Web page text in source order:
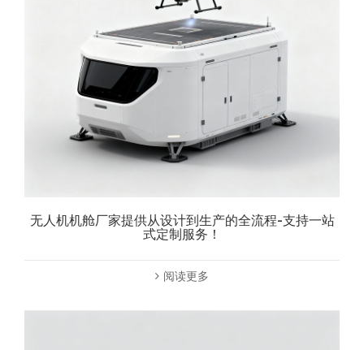
无人机机舱厂家提供从设计到生产的全流程-支持一站
式定制服务！
阅读更多